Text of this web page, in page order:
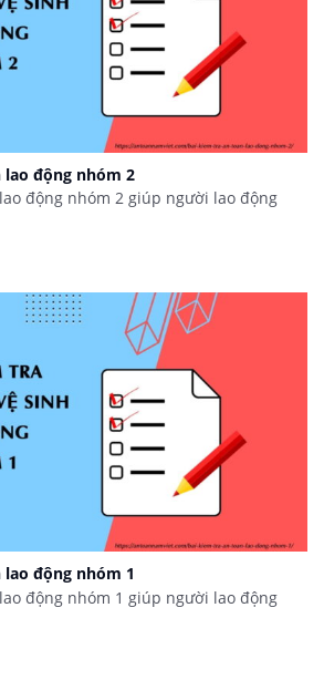
động nhóm 2
động nhóm 2 giúp người lao động
động nhóm 1
động nhóm 1 giúp người lao động